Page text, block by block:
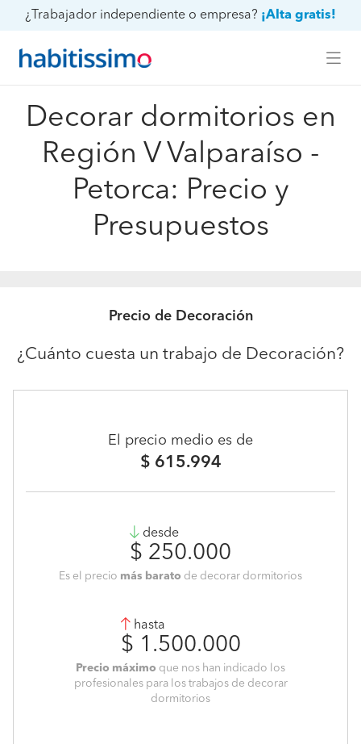
¿Trabajador independiente o empresa? ¡Alta gratis!
Decorar dormitorios en
Región V Valparaíso -
Petorca: Precio y
Presupuestos
Precio de Decoración
¿Cuánto cuesta un trabajo de Decoración?
El precio medio es de
$ 615.994
desde
$ 250.000
Es el precio más barato de decorar dormitorios
hasta
$ 1.500.000
Precio máximo que nos han indicado los
profesionales para los trabajos de decorar
dormitorios